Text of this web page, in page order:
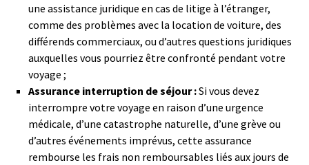
une assistance juridique en cas de litige à l’étranger,
comme des problèmes avec la location de voiture, des
différends commerciaux, ou d’autres questions juridiques
auxquelles vous pourriez être confronté pendant votre
voyage ;
Assurance interruption de séjour :Si vous devez
interrompre votre voyage en raison d’une urgence
médicale, d’une catastrophe naturelle, d’une grève ou
d’autres événements imprévus, cette assurance
rembourse les frais non remboursables liés aux jours de